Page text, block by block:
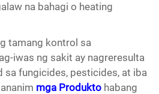
na bahagi o heating
tamang kontrol sa
iwas ng sakit ay nagreresulta
sa fungicides, pesticides, at iba
mga Produkto habang